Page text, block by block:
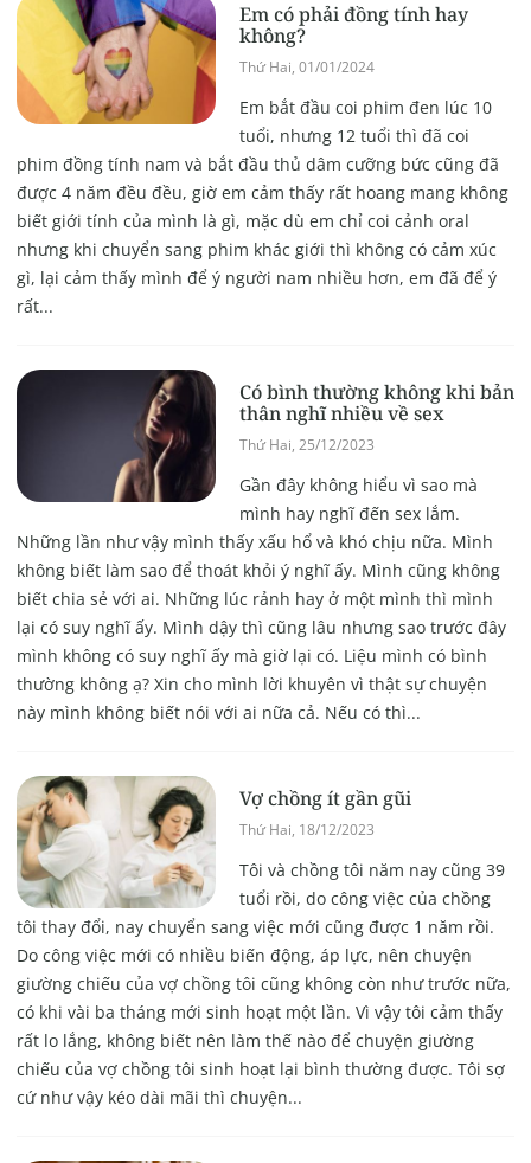
Em có phải đồng tính hay
không?
Thứ Hai, 01/01/2024
Em bắt đầu coi phim đen lúc 10
tuổi, nhưng 12 tuổi thì đã coi
phim đồng tính nam và bắt đầu thủ dâm cưỡng bức cũng đã
được 4 năm đều đều, giờ em cảm thấy rất hoang mang không
biết giới tính của mình là gì, mặc dù em chỉ coi cảnh oral
nhưng khi chuyển sang phim khác giới thì không có cảm xúc
gì, lại cảm thấy mình để ý người nam nhiều hơn, em đã để ý
rất...
Có bình thường không khi bản
thân nghĩ nhiều về sex
Thứ Hai, 25/12/2023
Gần đây không hiểu vì sao mà
mình hay nghĩ đến sex lắm.
Những lần như vậy mình thấy xấu hổ và khó chịu nữa. Mình
không biết làm sao để thoát khỏi ý nghĩ ấy. Mình cũng không
biết chia sẻ với ai. Những lúc rảnh hay ở một mình thì mình
lại có suy nghĩ ấy. Mình dậy thì cũng lâu nhưng sao trước đây
mình không có suy nghĩ ấy mà giờ lại có. Liệu mình có bình
thường không ạ? Xin cho mình lời khuyên vì thật sự chuyện
này mình không biết nói với ai nữa cả. Nếu có thì...
Vợ chồng ít gần gũi
Thứ Hai, 18/12/2023
Tôi và chồng tôi năm nay cũng 39
tuổi rồi, do công việc của chồng
tôi thay đổi, nay chuyển sang việc mới cũng được 1 năm rồi.
Do công việc mới có nhiều biến động, áp lực, nên chuyện
giường chiếu của vợ chồng tôi cũng không còn như trước nữa,
có khi vài ba tháng mới sinh hoạt một lần. Vì vậy tôi cảm thấy
rất lo lắng, không biết nên làm thế nào để chuyện giường
chiếu của vợ chồng tôi sinh hoạt lại bình thường được. Tôi sợ
cứ như vậy kéo dài mãi thì chuyện...